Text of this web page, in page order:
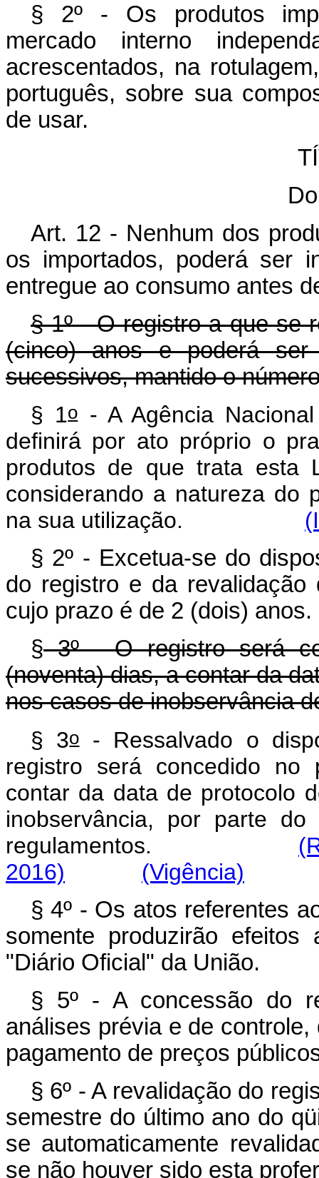
§ 2º - Os produtos
mercado interno
acrescentados, na
português, sobre sua
de usar.
Art. 12 - Nenhum dos
os importados, poderá ser
entregue ao consumo antes
§ 1º - O registro a que se
(cinco) anos e poderá
sucessivos, mantido o
§ 1o- A Agência
definirá por ato próprio o
produtos de que trata esta
considerando a natureza do
na sua utilização.
§ 2º - Excetua-se do
do registro e da revalidação
cujo prazo é de 2 (dois) anos.
§3º - O registro será
(noventa) dias, a contar da
nos casos de inobservância
§ 3o- Ressalvado o
registro será concedido
contar da data de protocolo
inobservância, por parte
regulamentos.
2016)
(Vigência)
§ 4º - Os atos referentes
somente produzirão
"Diário Oficial" da União.
§ 5º - A concessão do
análises prévia e de
pagamento de preços
§ 6º - A revalidação do
semestre do último ano do
se automaticamente
se não houver sido esta